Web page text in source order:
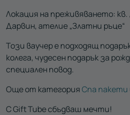
Локация на преживяването: кв.
Дарвин, ателие „Златни ръце“
Този ваучер е подходящ
колега, чудесен подарък за
специален повод.
Още от категорияСпа
С Gift Tube сбъдваш мечти!